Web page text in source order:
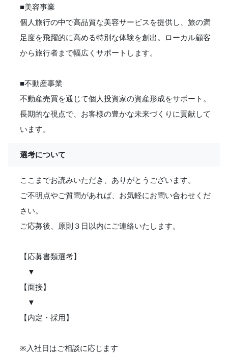
■美容事業
個人旅行の中で高品質な美容サービスを提供し、旅の満
足度を飛躍的に高める特別な体験を創出。ローカル顧客
から旅行者まで幅広くサポートします。
■不動産事業
不動産売買を通じて個人投資家の資産形成をサポート。
長期的な視点で、お客様の豊かな未来づくりに貢献して
います。
選考について
ここまでお読みいただき、ありがとうございます。
ご不明点やご質問があれば、お気軽にお問い合わせくだ
さい。
ご応募後、原則３日以内にご連絡いたします。
【応募書類選考】
▼
【面接】
▼
【内定・採用】
※入社日はご相談に応じます